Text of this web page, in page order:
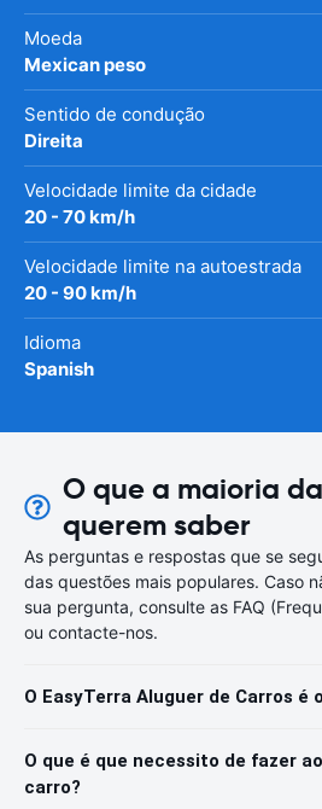
Moeda
Mexican peso
Sentido de condução
Direita
Velocidade limite da cidade
20 - 70 km/h
Velocidade limite na autoestrada
20 - 90 km/h
Idioma
Spanish
O que a maioria
querem saber
As perguntas e respostas que se
das questões mais populares. Caso
sua pergunta, consulte as FAQ
ou contacte-nos.
O EasyTerra Aluguer de Carros é
O que é que necessito de fazer
carro?